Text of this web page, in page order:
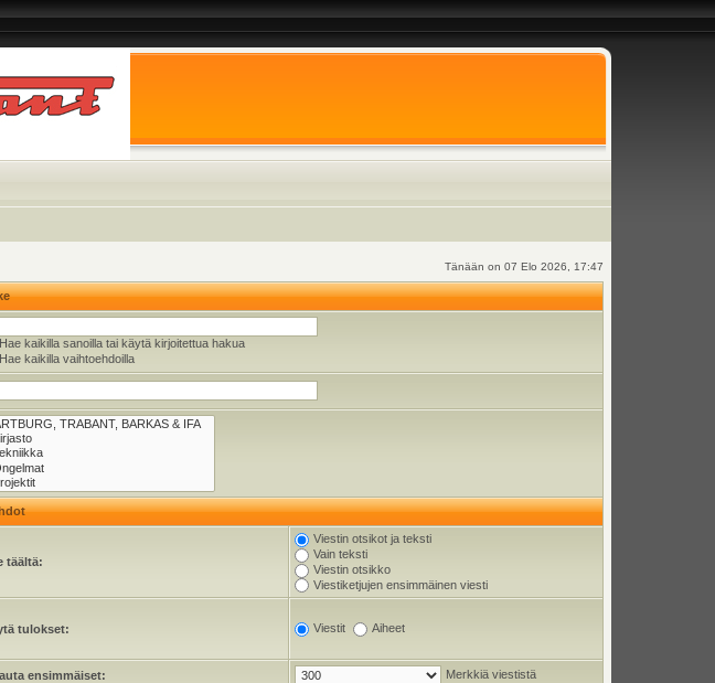
Tänään on 07 Elo 2026, 17:47
Hae kaikilla sanoilla tai käytä kirjoitettua hakua
Hae kaikilla vaihtoehdoilla
täältä:
Viestin otsikot ja teksti
Vain teksti
Viestin otsikko
Viestiketjujen ensimmäinen viesti
tulokset: Viestit Aiheet
ensimmäiset: Merkkiä viestistä